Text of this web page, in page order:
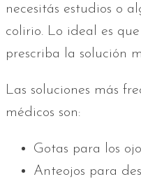
necesitás estudios o
colirio. Lo ideal es
prescriba la solución
Las soluciones más
médicos son:
Gotas para los
Anteojos para